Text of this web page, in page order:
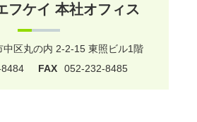
フケイ 本社オフィス
中区丸の内 2-2-15 東照ビル1階
FAX 052-232-8485